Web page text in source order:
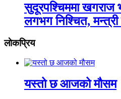
सुदूरपश्चिममा खगराज
लगभग निश्चित,
लाेकप्रिय
यस्तो छ आजको मौसम